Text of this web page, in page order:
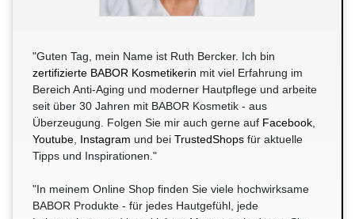
"Guten Tag, mein Name ist Ruth Bercker. Ich bin
zertifizierte BABOR Kosmetikerin mit viel Erfahrung im
Bereich Anti-Aging und moderner Hautpflege und arbeite
seit über 30 Jahren mit BABOR Kosmetik - aus
Überzeugung. Folgen Sie mir auch gerne auf Facebook
Youtube Instagram und bei TrustedShops für aktuelle
Tipps und Inspirationen."
"In meinem Online Shop finden Sie viele hochwirksame
BABOR Produkte - für jedes Hautgefühl, jede